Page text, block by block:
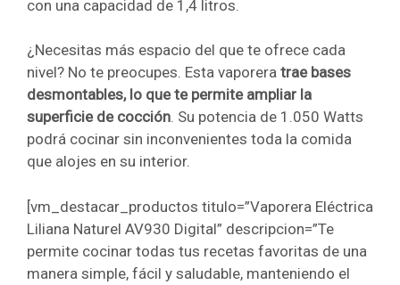
con una capacidad de 1,4 litros.
¿Necesitas más espacio del que te ofrece cada
nivel? No te preocupes. Esta vaporera trae bases
desmontables, lo que te permite ampliar la
superficie de cocción. Su potencia de 1.050 Watts
podrá cocinar sin inconvenientes toda la comida
que alojes en su interior.
[vm_destacar_productos titulo=”Vaporera Eléctrica
Liliana Naturel AV930 Digital” descripcion=”Te
permite cocinar todas tus recetas favoritas de una
manera simple, fácil y saludable, manteniendo el